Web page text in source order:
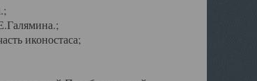
иконостаса;